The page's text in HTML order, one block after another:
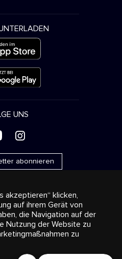
UNS
&
abonnieren
Vertrieb
Konsumgüter
Über uns
Cookies
Inc. Alle Rechte vorbehalten.
akzeptieren“ klicken,
auf ihrem Gerät von
die Navigation auf der
Nutzung der Website zu
zu